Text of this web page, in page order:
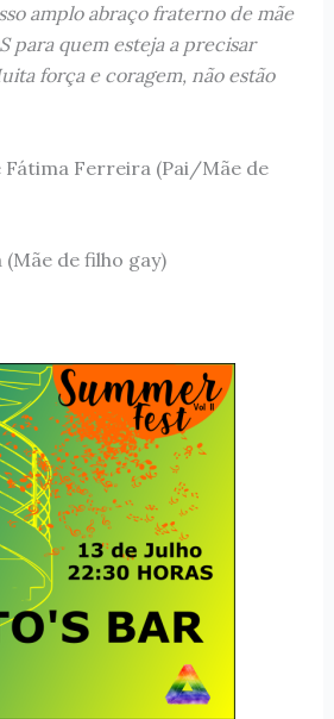
amplo abraço fraterno de mãe
para quem esteja a precisar
força e coragem, não estão
Ferreira (Pai/Mãe de
de filho gay)